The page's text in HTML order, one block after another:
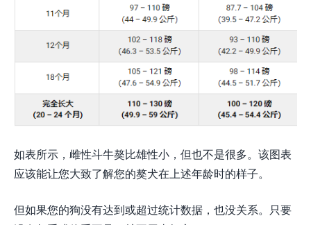
如表所示，雌性斗牛獒比雄性小，但也不是很多。该图表
应该能让您大致了解您的獒犬在上述年龄时的样子。
但如果您的狗没有达到或超过统计数据，也没关系。只要